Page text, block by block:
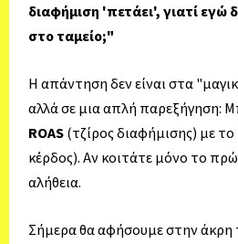
διαφήμιση 'πετάει', γιατί
στο ταμείο;"
Η απάντηση δεν είναι στα
αλλά σε μια απλή παρεξήγηση:
ROAS(τζίρος διαφήμισης) με το
κέρδος). Αν κοιτάτε μόνο το
αλήθεια.
Σήμερα θα αφήσουμε στην άκρη